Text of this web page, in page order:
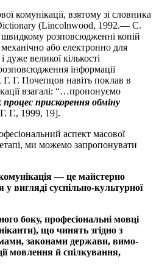
комунікації, взятому зі словника
(Lincolnwood, 1992.— С.
розповсюдженні копій
або електронно для
дуже великої кількості
інформації
Г. По­чепцов навіть поклав в
взагалі: “…пропонуємо
процес прискорення обміну
Г., 1999, 19].
аспект масової
ми можемо запропонувати
— це майстерно
у виглядісуспільно-культурної
боку, про­фесіональні мовці
що чи­нять згідно з
закона­ми держави, ви­мо­
мовлення й спілку­ван­ня,